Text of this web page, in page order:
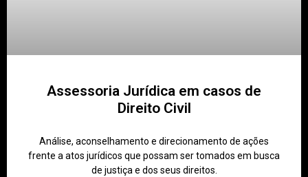
Assessoria Jurídica em casos de
Direito Civil
Análise, aconselhamento e direcionamento de ações
frente a atos jurídicos que possam ser tomados em busca
de justiça e dos seus direitos.